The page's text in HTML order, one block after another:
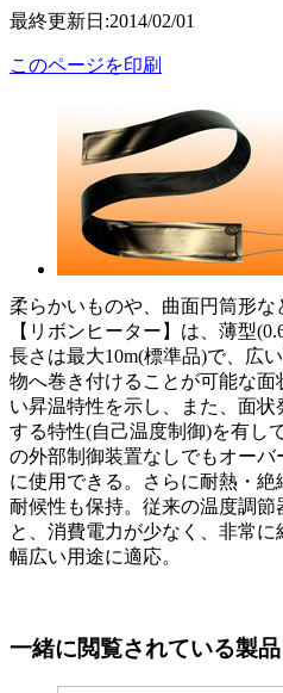
最終更新日:2014/02/01
このページを印刷
柔らかいものや、曲面円筒形な
【リボンヒーター】は、薄型
長さは最大10m(標準品)で、広
物へ巻き付けることが可能な
い昇温特性を示し、また、面
する特性(自己温度制御)を有し
の外部制御装置なしでもオー
に使用できる。さらに耐熱・絶
耐候性も保持。従来の温度調
と、消費電力が少なく、非常
幅広い用途に適応。
一緒に閲覧されている製品